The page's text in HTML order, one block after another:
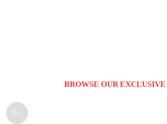
BROWSE OUR